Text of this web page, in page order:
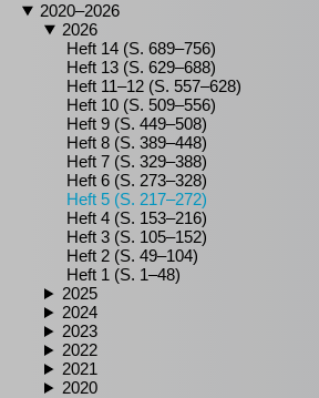
2020–2026
2026
Heft 14 (S. 689–756)
Heft 13 (S. 629–688)
Heft 11–12 (S. 557–628)
Heft 10 (S. 509–556)
Heft 9 (S. 449–508)
Heft 8 (S. 389–448)
Heft 7 (S. 329–388)
Heft 6 (S. 273–328)
Heft 5 (S. 217–272)
Heft 4 (S. 153–216)
Heft 3 (S. 105–152)
Heft 2 (S. 49–104)
Heft 1 (S. 1–48)
2025
2024
2023
2022
2021
2020